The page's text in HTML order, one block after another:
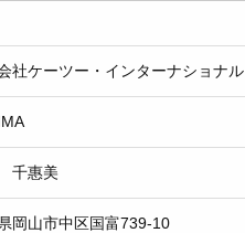
るQ&A
ついて
利用ガイド
マとの出会い
社ケーツー・インターナショナル
千惠美
岡山市中区国富739-10